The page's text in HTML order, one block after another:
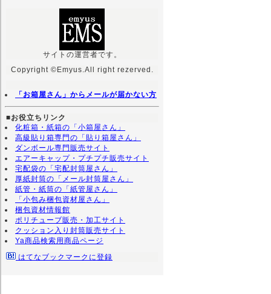
サイトの運営者です。
Copyright ©Emyus.All right rezerved.
「お箱屋さん」からメールが届かない方
■お役立ちリンク
化粧箱・紙箱の「小箱屋さん」
高級貼り箱専門の「貼り箱屋さん」
ダンボール専門販売サイト
エアーキャップ・プチプチ販売サイト
宅配袋の「宅配封筒屋さん」
厚紙封筒の「メール封筒屋さん」
紙管・紙筒の「紙管屋さん」
「小包み梱包資材屋さん」
梱包資材情報館
ポリチューブ販売・加工サイト
クッション入り封筒販売サイト
Ya商品検索用商品ページ
はてなブックマークに登録